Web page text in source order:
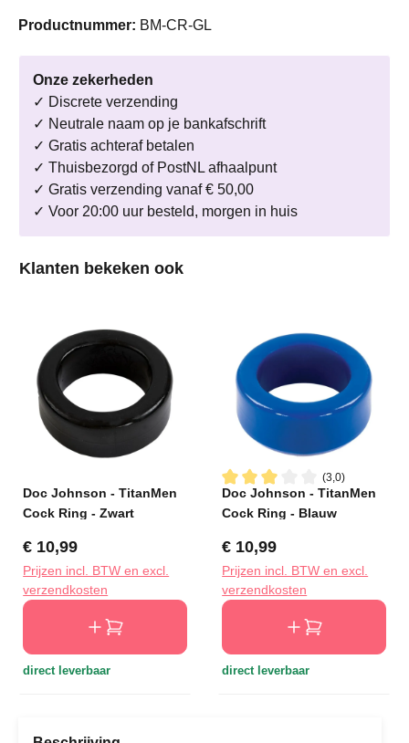
Productnummer: BM-CR-GL
Onze zekerheden
✓ Discrete verzending
✓ Neutrale naam op je bankafschrift
✓ Gratis achteraf betalen
✓ Thuisbezorgd of PostNL afhaalpunt
✓ Gratis verzending vanaf € 50,00
✓ Voor 20:00 uur besteld, morgen in huis
Productgalerij overslaan
Klanten bekeken ook
Doc Johnson - TitanMen
Cock Ring - Zwart
Normale prijs:
€ 10,99
Prijzen incl. BTW en excl.
verzendkosten
direct leverbaar
(3,0)
Gemiddelde waardering van
Doc Johnson - TitanMen
Cock Ring - Blauw
Normale prijs:
€ 10,99
Prijzen incl. BTW en excl.
verzendkosten
direct leverbaar